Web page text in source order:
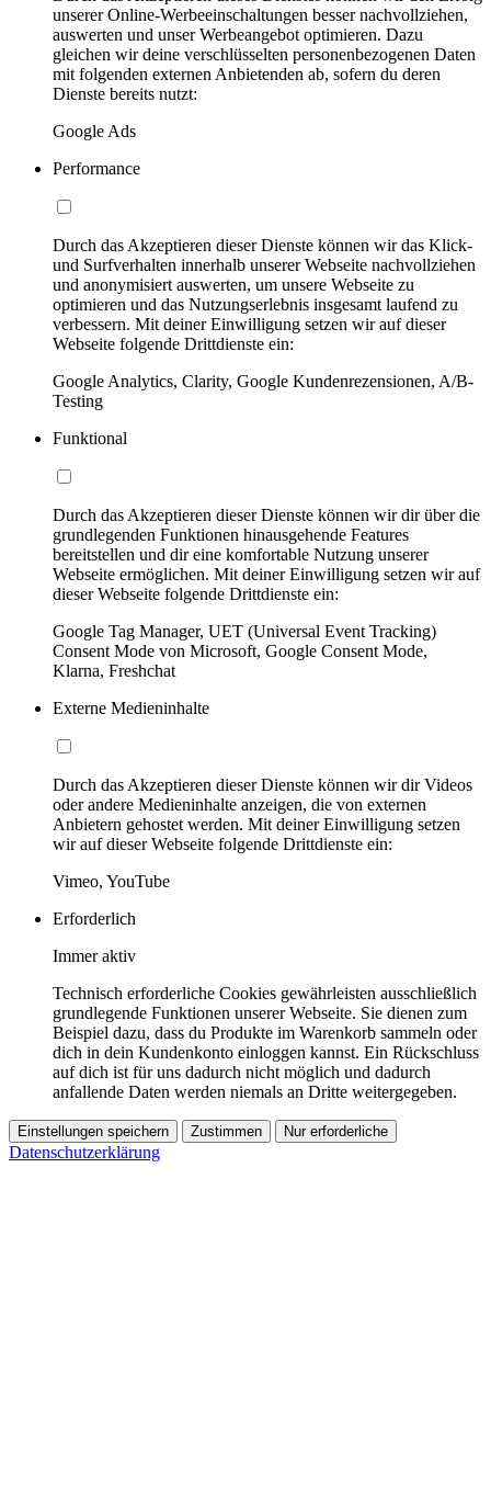
unserer Online-Werbeeinschaltungen besser nachvollziehen,
auswerten und unser Werbeangebot optimieren. Dazu
gleichen wir deine verschlüsselten personenbezogenen Daten
mit folgenden externen Anbietenden ab, sofern du deren
Dienste bereits nutzt:
Google Ads
Performance
Durch das Akzeptieren dieser Dienste können wir das Klick-
und Surfverhalten innerhalb unserer Webseite nachvollziehen
und anonymisiert auswerten, um unsere Webseite zu
optimieren und das Nutzungserlebnis insgesamt laufend zu
verbessern. Mit deiner Einwilligung setzen wir auf dieser
Webseite folgende Drittdienste ein:
Google Analytics, Clarity, Google Kundenrezensionen, A/B-
Testing
Funktional
Durch das Akzeptieren dieser Dienste können wir dir über die
grundlegenden Funktionen hinausgehende Features
bereitstellen und dir eine komfortable Nutzung unserer
Webseite ermöglichen. Mit deiner Einwilligung setzen wir auf
dieser Webseite folgende Drittdienste ein:
Google Tag Manager, UET (Universal Event Tracking)
Consent Mode von Microsoft, Google Consent Mode,
Klarna, Freshchat
Externe Medieninhalte
Durch das Akzeptieren dieser Dienste können wir dir Videos
oder andere Medieninhalte anzeigen, die von externen
Anbietern gehostet werden. Mit deiner Einwilligung setzen
wir auf dieser Webseite folgende Drittdienste ein:
Vimeo, YouTube
Erforderlich
Immer aktiv
Technisch erforderliche Cookies gewährleisten ausschließlich
grundlegende Funktionen unserer Webseite. Sie dienen zum
Beispiel dazu, dass du Produkte im Warenkorb sammeln oder
dich in dein Kundenkonto einloggen kannst. Ein Rückschluss
auf dich ist für uns dadurch nicht möglich und dadurch
anfallende Daten werden niemals an Dritte weitergegeben.
Einstellungen speichern Zustimmen Nur erforderliche
Datenschutzerklärung